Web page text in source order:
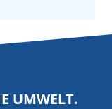
UMWELT.